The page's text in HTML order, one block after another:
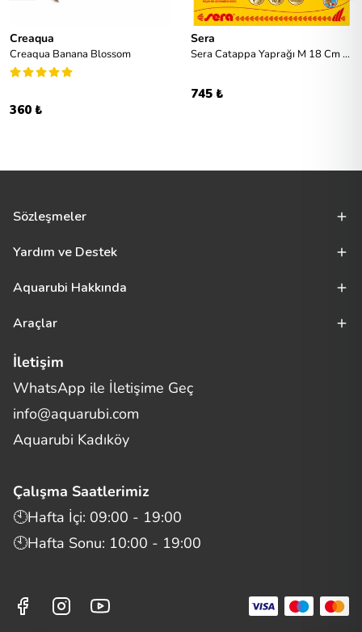
Creaqua
Creaqua Banana Blossom
360 ₺
Sera
Sera Catappa Yaprağı M 18 Cm 10lu Paket
745 ₺
Sözleşmeler
Yardım ve Destek
Aquarubi Hakkında
Araçlar
İletişim
WhatsApp ile İletişime Geç
info@aquarubi.com
Aquarubi Kadıköy
Çalışma Saatlerimiz
🕙Hafta İçi: 09:00 - 19:00
🕙Hafta Sonu: 10:00 - 19:00
Merhaba! Size nasıl yardımcı
olabilirim?
Bilgi
Müşteri Destek